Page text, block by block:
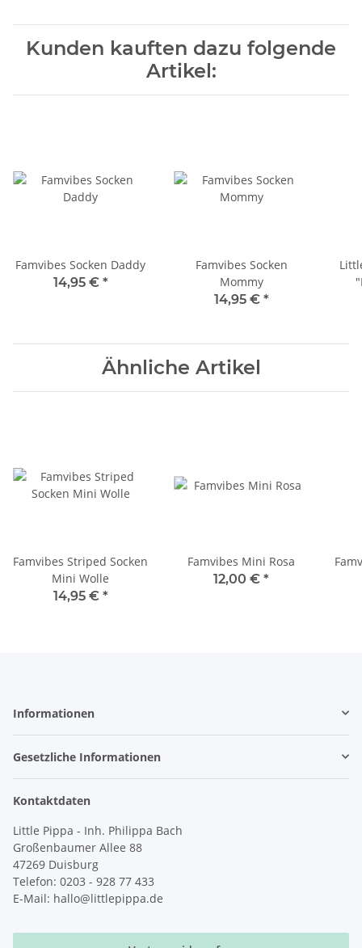
Kunden kauften dazu folgende
Artikel:
Famvibes Socken Daddy
14,95 € *
Famvibes Socken
Mommy
14,95 € *
Ähnliche Artikel
Famvibes Striped Socken
Mini Wolle
14,95 € *
Famvibes Mini Rosa
12,00 € *
Informationen
Gesetzliche Informationen
Kontaktdaten
Little Pippa - Inh. Philippa Bach
Großenbaumer Allee 88
47269 Duisburg
Telefon: 0203 - 928 77 433
E-Mail: hallo@littlepippa.de